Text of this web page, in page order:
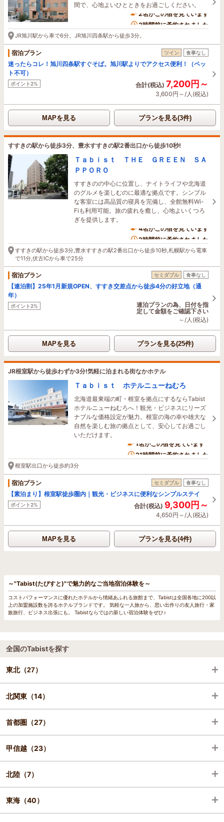
間で、心地よいひとときをお過ごしください。
2名がこの宿を見ています
3時間前に予約されました
JR旭川駅から車で6分。JR旭川四条駅から徒歩3分。
宿泊プラン ツイン 食事なし
迷ったらコレ！旭川四条駅すぐそば。旭川駅よりでアクセス便利！（ペッ
ト不可）
ポイント2% 合計(税込) 7,200円～
3,600円～/人(税込)
MAPを見る プランを見る(3件)
すすきの駅から徒歩3分、豊水すすきの駅2番出口から徒歩10秒!
Ｔａｂｉｓｔ ＴＨＥ ＧＲＥＥＮ ＳＡ
ＰＰＯＲＯ
すすきのの中心に位置し、ナイトライフや北海道
のグルメを楽しむのに最適な拠点です。シンプル
な客室には高品質の寝具を完備し、全館無料Wi-
Fiも利用可能。旅の疲れを癒し、心地よいくつろ
ぎを提供します。
4名がこの宿を見ています
2時間前に予約されました
すすきの駅から徒歩3分,豊水すすきの駅2番出口から徒歩10秒,札幌駅から電車
で11分,伏古ICから車で25分
宿泊プラン セミダブル 食事なし
【連泊割】25年1月新規OPEN、すすき交差点から徒歩4分の好立地（通
年）
ポイント2%
連泊プランの為、日付を指
定して金額をご確認下さい
～/人(税込)
MAPを見る プランを見る(25件)
JR根室駅から徒歩わずか3分!気軽に泊まれる街なかホテル
Ｔａｂｉｓｔ ホテルニューねむろ
北海道最東端の町・根室を拠点にするならTabist
ホテルニューねむろへ！観光・ビジネスにリーズ
ナブルな価格設定が魅力。根室の海の幸や雄大な
自然を楽しむ旅の拠点として、安心してお過ごし
いただけます。
1名がこの宿を見ています
21時間前に予約されました
根室駅出口から徒歩約3分
宿泊プラン セミダブル 食事なし
【素泊まり】根室駅徒歩圏内｜観光・ビジネスに便利なシンプルステイ
ポイント2% 合計(税込) 9,300円～
4,650円～/人(税込)
MAPを見る プランを見る(4件)
～"Tabist(たびすと)"で魅力的なご当地宿泊体験を～
コストパフォーマンスに優れたホテルから情緒あふれる旅館まで、Tabistは全国各地に200以
上の加盟施設数を誇るホテルブランドです。 気軽な一人旅から、思い出作りの友人旅行・家
族旅行、ビジネス出張にも。 Tabistならではの新しい宿泊体験をぜひ♪
全国のTabistを探す
東北（27）
青森（2）
岩手（1）
宮城（9）
秋田（7）
山形（1）
北関東（14）
栃木（5）
群馬（2）
茨城（7）
首都圏（27）
千葉（10）
東京（13）
神奈川（4）
甲信越（23）
山梨（12）
長野（5）
北陸（7）
富山（3）
東海（40）